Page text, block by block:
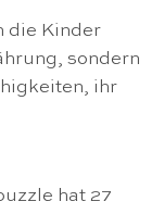
die Kinder
sondern
ihr
hat 27